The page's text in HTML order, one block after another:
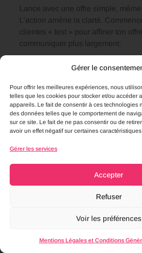
Gérer le
Pour offrir les meilleures expériences, nous
telles que les cookies pour stocker et/ou accéder
appareils. Le fait de consentir à ces technologies
des données telles que le comportement de
sur ce site. Le fait de ne pas consentir ou de
avoir un effet négatif sur certaines
Gérer les services
Accepter
Refuser
Voir les préférences
Mentions Légales et Conditions
Lance avec une offre simple,
L’action amène la clarté.
clientes « test » pour affiner ton
communiquer plus largement.
Quel est le salaire moyen d'une
image ?
Comment trouver ses premières
conseil en image ?
en image ?
Faut-il un diplôme pour être
?
trouver des clientes, je peux